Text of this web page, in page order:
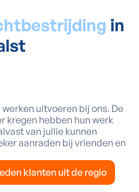
in
uitvoeren bij ons. De
kregen hebben hun werk
van jullie kunnen
aanraden bij vrienden en
klanten uit de regio